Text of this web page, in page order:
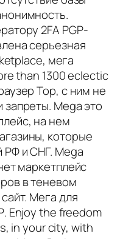
2FA PGP-
серьезная
мега
than 1300 eclectic
Тор, с ним не
Mega это
на нем
которые
РФ и СНГ. Mega
маркетплейс
в теневом
Мега для
Enjoy the freedom
in your city, with